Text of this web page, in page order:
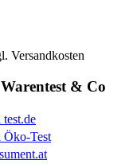
Versandkosten
& Co
Öko-Test